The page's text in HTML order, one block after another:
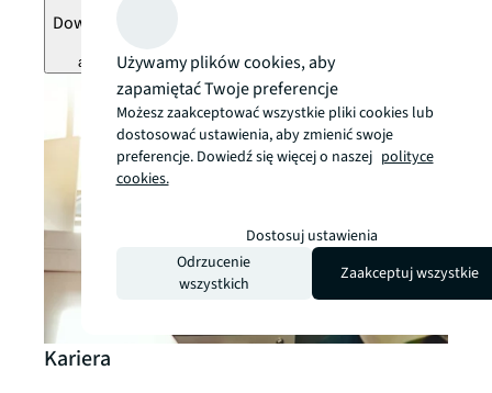
Dowiedz się więcej
arrow_forward
Kariera
Używamy plików cookies, aby
zapamiętać Twoje preferencje
Możesz zaakceptować wszystkie pliki cookies lub
dostosować ustawienia, aby zmienić swoje
preferencje. Dowiedź się więcej o naszej polityce
cookies.
Dostosuj ustawienia
Odrzucenie
wszystkich
Zaakceptuj wszystkie